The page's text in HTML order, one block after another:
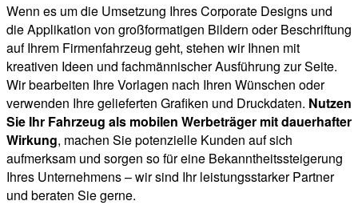
Wenn es um die Umsetzung Ihres Corporate Designs und
die Applikation von großformatigen Bildern oder Beschriftung
auf Ihrem Firmenfahrzeug geht, stehen wir Ihnen mit
kreativen Ideen und fachmännischer Ausführung zur Seite.
Wir bearbeiten Ihre Vorlagen nach Ihren Wünschen oder
verwenden Ihre gelieferten Grafiken und Druckdaten. Nutzen
Sie Ihr Fahrzeug als mobilen Werbeträger mit dauerhafter
Wirkung, machen Sie potenzielle Kunden auf sich
aufmerksam und sorgen so für eine Bekanntheitssteigerung
Ihres Unternehmens – wir sind Ihr leistungsstarker Partner
und beraten Sie gerne.